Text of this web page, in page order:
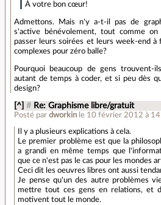
À votre bon cœur!
Admettons. Mais n'y a-t-il pas de
s'active bénévolement, tout comme
passer leurs soirées et leurs week-end à
complexes pour zéro balle?
Pourquoi beaucoup de gens trouvent-
autant de temps à coder, et si peu dès
design?
[^] # Re: Graphisme libre/gratuit
Posté pardworkin le 10 février 2012 à
Il y a plusieurs explications à cela.
Le premier problème est que la
a grandi en même temps que
que ce n'est pas le cas pour les mondes
Ceci dit les oeuvres libres ont aussi
Je pense qu'un des autre problèmes
mettre tout ces gens en relations, et
motivent tout le monde.